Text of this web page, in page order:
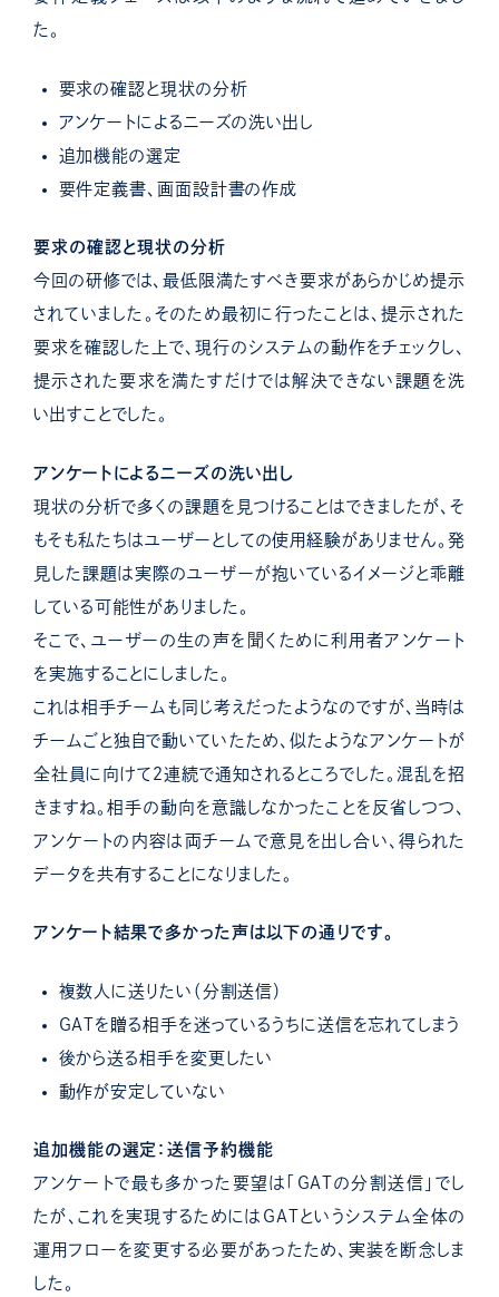
た。
要求の確認と現状の分析
アンケートによるニーズの洗い出し
追加機能の選定
要件定義書、画面設計書の作成
要求の確認と現状の分析
今回の研修では、最低限満たすべき要求があらかじめ提示
されていました。 そのため最初に行ったことは、提示された
要求を確認した上で、現行のシステムの動作をチェックし、
提示された要求を満たすだけでは解決できない課題を洗
い出すことでした。
アンケートによるニーズの洗い出し
現状の分析で多くの課題を見つけることはできましたが、そ
もそも私たちはユーザーとしての使用経験がありません。発
見した課題は実際のユーザーが抱いているイメージと乖離
している可能性がありました。
そこで、ユーザーの生の声を聞くために利用者アンケート
を実施することにしました。
これは相手チームも同じ考えだったようなのですが、当時は
チームごと独自で動いていたため、似たようなアンケートが
全社員に向けて２連続で通知されるところでした。混乱を招
きますね。相手の動向を意識しなかったことを反省しつつ、
アンケートの内容は両チームで意見を出し合い、得られた
データを共有することになりました。
アンケート結果で多かった声は以下の通りです。
複数人に送りたい（分割送信）
GATを贈る相手を迷っているうちに送信を忘れてしまう
後から送る相手を変更したい
動作が安定していない
追加機能の選定：送信予約機能
アンケートで最も多かった要望は「GATの分割送信」でし
たが、これを実現するためにはGATというシステム全体の
運用フローを変更する必要があったため、実装を断念しま
した。